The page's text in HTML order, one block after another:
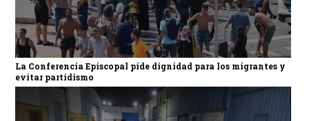
La Conferencia Episcopal pide dignidad para los migrantes y
evitar partidismo